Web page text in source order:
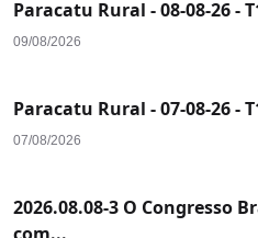
Paracatu Rural - 08-08-26 -
09/08/2026
Paracatu Rural - 07-08-26 -
07/08/2026
2026.08.08-3 O Congresso